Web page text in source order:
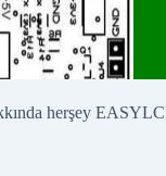
herşey